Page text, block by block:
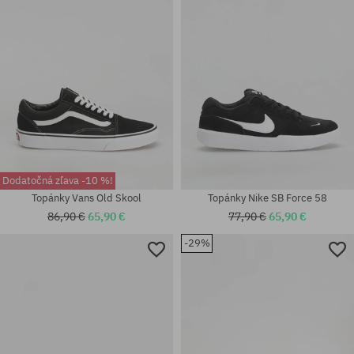
Dostupné veľkosti:
Dodatočná zľava -10 %!
Topánky Vans Old Skool
86,90 €65,90 €
Topánky Nike SB Force 58
77,90 €65,90 €
-29%